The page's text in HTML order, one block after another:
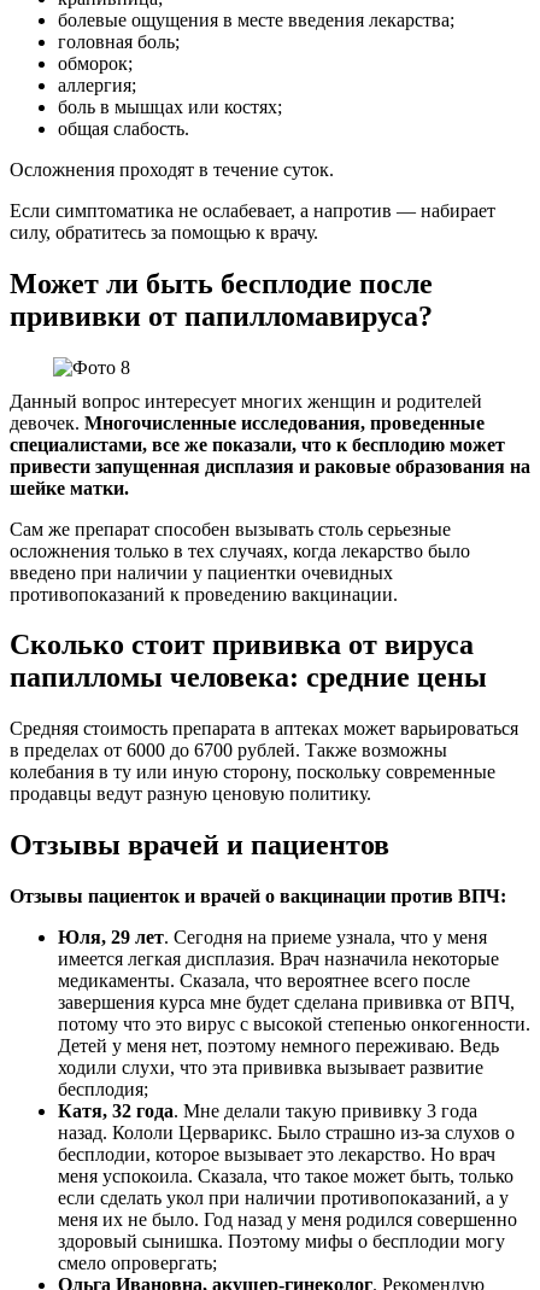
болевые ощущения в месте введения лекарства;
головная боль;
обморок;
аллергия;
боль в мышцах или костях;
общая слабость.
Осложнения проходят в течение суток.
Если симптоматика не ослабевает, а напротив — набирает
силу, обратитесь за помощью к врачу.
Может ли быть бесплодие после
прививки от папилломавируса?
Данный вопрос интересует многих женщин и родителей
девочек. Многочисленные исследования, проведенные
специалистами, все же показали, что к бесплодию может
привести запущенная дисплазия и раковые образования на
шейке матки.
Сам же препарат способен вызывать столь серьезные
осложнения только в тех случаях, когда лекарство было
введено при наличии у пациентки очевидных
противопоказаний к проведению вакцинации.
Сколько стоит прививка от вируса
папилломы человека: средние цены
Средняя стоимость препарата в аптеках может варьироваться
в пределах от 6000 до 6700 рублей. Также возможны
колебания в ту или иную сторону, поскольку современные
продавцы ведут разную ценовую политику.
Отзывы врачей и пациентов
Отзывы пациенток и врачей о вакцинации против ВПЧ:
Юля, 29 лет. Сегодня на приеме узнала, что у меня
имеется легкая дисплазия. Врач назначила некоторые
медикаменты. Сказала, что вероятнее всего после
завершения курса мне будет сделана прививка от ВПЧ,
потому что это вирус с высокой степенью онкогенности.
Детей у меня нет, поэтому немного переживаю. Ведь
ходили слухи, что эта прививка вызывает развитие
бесплодия;
Катя, 32 года. Мне делали такую прививку 3 года
назад. Кололи Церварикс. Было страшно из-за слухов о
бесплодии, которое вызывает это лекарство. Но врач
меня успокоила. Сказала, что такое может быть, только
если сделать укол при наличии противопоказаний, а у
меня их не было. Год назад у меня родился совершенно
здоровый сынишка. Поэтому мифы о бесплодии могу
смело опровергать;
Ольга Ивановна, акушер-гинеколог. Рекомендую